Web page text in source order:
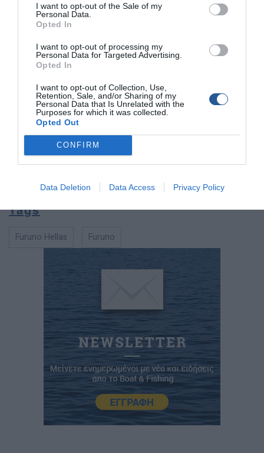
I want to opt-out of the Sale of my
Personal Data.
Opted In
I want to opt-out of processing my
Personal Data for Targeted Advertising.
Opted In
I want to opt-out of Collection, Use,
Retention, Sale, and/or Sharing of my
Personal Data that Is Unrelated with the
Purposes for which it was collected.
Opted Out
CONFIRM
Data Deletion Data Access Privacy Policy
711C και τα ιστιοπλοϊκά όργανα FI-70.
Όλοι οι συνεργάτες είχαν την ευκαιρία να δουν live την
θάλασσα.
Tags
Furuno Hellas Furuno